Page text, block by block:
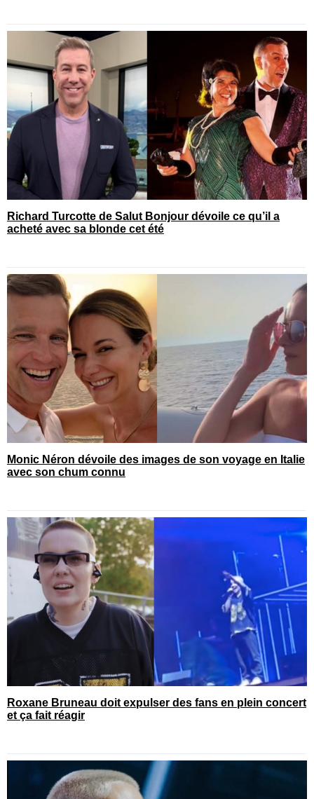
Richard Turcotte de Salut Bonjour dévoile ce qu’il a
acheté avec sa blonde cet été
Monic Néron dévoile des images de son voyage en Italie
avec son chum connu
Roxane Bruneau doit expulser des fans en plein concert
et ça fait réagir